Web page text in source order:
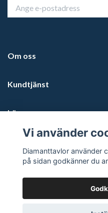
Om oss
Kundtjänst
Läs mer
© 2026
Vi använder
Diamanttavlor använder
på sidan godkänner du